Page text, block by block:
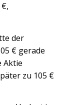
der
€ gerade
Aktie
zu 105 €